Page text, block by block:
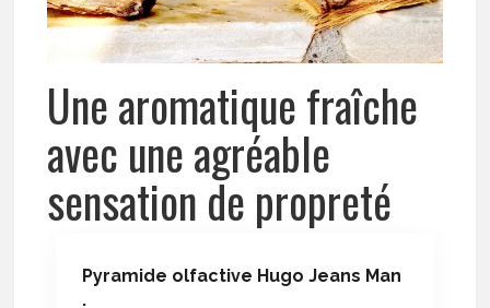
Une aromatique fraîche
avec une agréable
sensation de propreté
Pyramide olfactive Hugo Jeans Man